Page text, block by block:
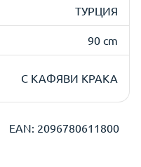
ТУРЦИЯ
90 cm
С КАФЯВИ КРАКА
EAN: 2096780611800